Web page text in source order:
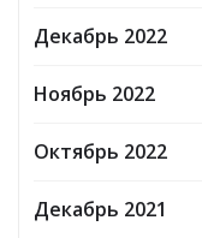
Декабрь 2022
Ноябрь 2022
Октябрь 2022
Декабрь 2021